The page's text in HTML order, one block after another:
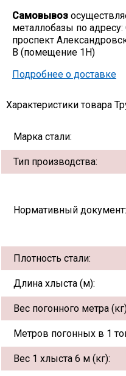
Самовывоз
металлобазы по адресу:
проспект
В (помещение 1Н)
Подробнее о доставке
Характеристики товара
Марка стали:
Тип производства:
Нормативный документ:
Плотность стали:
Длина хлыста (м):
Вес погонного метра
Метров погонных в 1
Вес 1 хлыста 6 м (кг):